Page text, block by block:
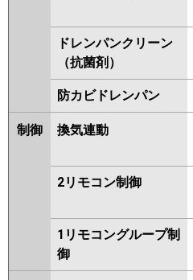
ドレンパンクリーン
（抗菌剤）
防カビドレンパン
制御 換気連動
2リモコン制御
1リモコングループ制
御